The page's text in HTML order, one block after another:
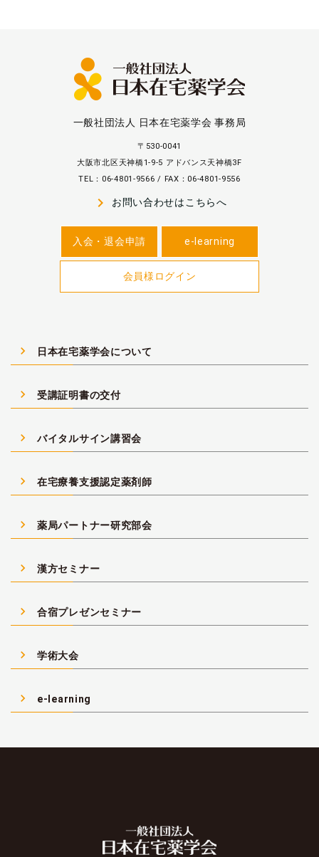
一般社団法人 日本在宅薬学会 事務局
〒530-0041
大阪市北区天神橋1-9-5 アドバンス天神橋3F
TEL：06-4801-9566 / FAX：06-4801-9556
navigate_next お問い合わせはこちらへ
入会・退会申請 e-learning
会員様ログイン
navigate_next 日本在宅薬学会について
navigate_next 受講証明書の交付
navigate_next バイタルサイン講習会
navigate_next 在宅療養支援認定薬剤師
navigate_next 薬局パートナー研究部会
navigate_next 漢方セミナー
navigate_next 合宿プレゼンセミナー
navigate_next 学術大会
navigate_next e-learning